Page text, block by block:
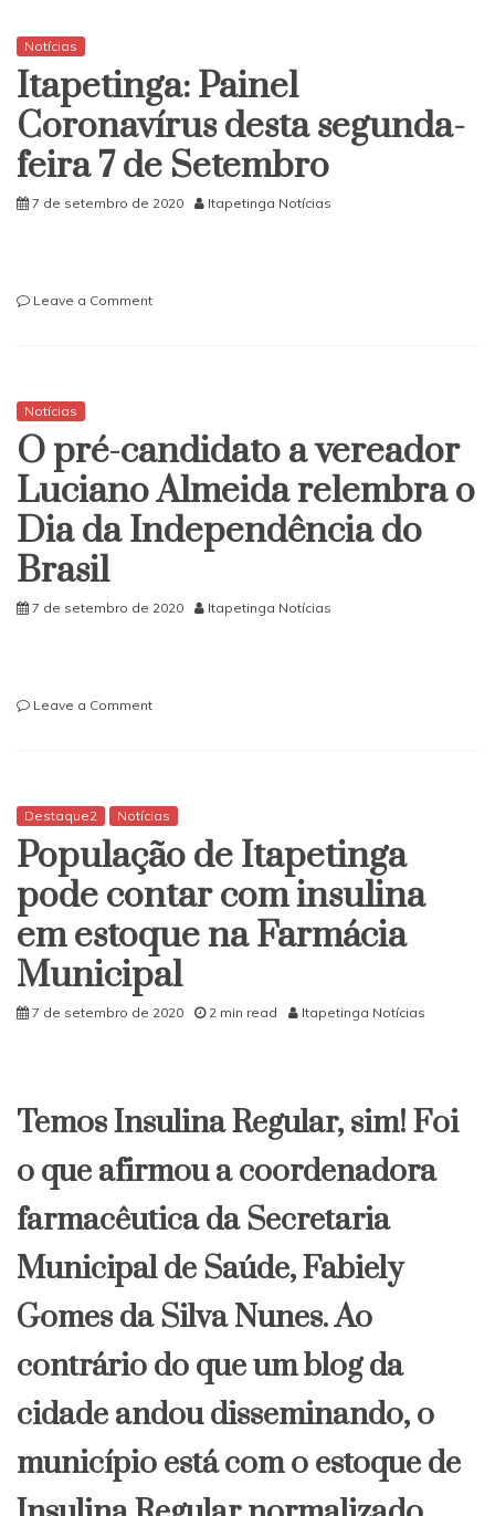
Tarugão
relembra
o
Dia
da
Independência
do
Notícias
Itapetinga: Painel
Coronavírus desta segunda-
feira 7 de Setembro
7 de setembro de 2020 Itapetinga Notícias
Leave a Commenton
7
de
Setembro
Notícias
O pré-candidato a vereador
Luciano Almeida relembra o
Dia da Independência do
Brasil
7 de setembro de 2020 Itapetinga Notícias
Leave a Commenton
vereador
Luciano
Almeida
relembra
o
Dia
da
Independência
do
Brasil
Destaque2 Notícias
População de Itapetinga
pode contar com insulina
em estoque na Farmácia
Municipal
7 de setembro de 2020 2 min read Itapetinga Notícias
Temos Insulina Regular, sim! Foi
o que afirmou a coordenadora
farmacêutica da Secretaria
Municipal de Saúde, Fabiely
Gomes da Silva Nunes. Ao
contrário do que um blog da
cidade andou disseminando, o
município está com o estoque de